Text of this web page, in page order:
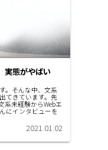
実態がやばい
。そんな中、文系
てきています。先
系未経験からWebエ
にインタビューを
2021.01.02